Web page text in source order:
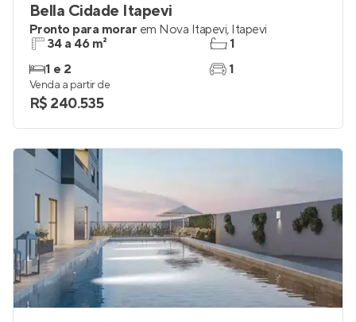
Bella Cidade Itapevi
Pronto para morar em Nova Itapevi, Itapevi
34 a 46 m²
1 e 2
1
1
Venda a partir de
R$ 240.535